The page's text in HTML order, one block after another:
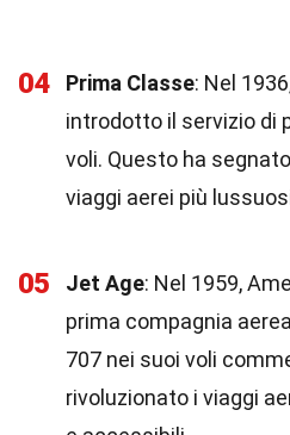
04 Prima Classe: Nel
introdotto il servizio di
voli. Questo ha
viaggi aerei più
05 Jet Age: Nel 1959,
prima compagnia
707 nei suoi voli
rivoluzionato i viaggi